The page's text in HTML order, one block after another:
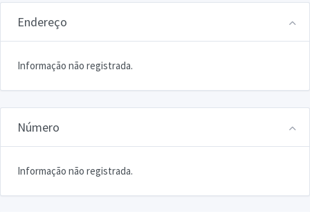
Endereço
Informação não registrada.
Número
Informação não registrada.